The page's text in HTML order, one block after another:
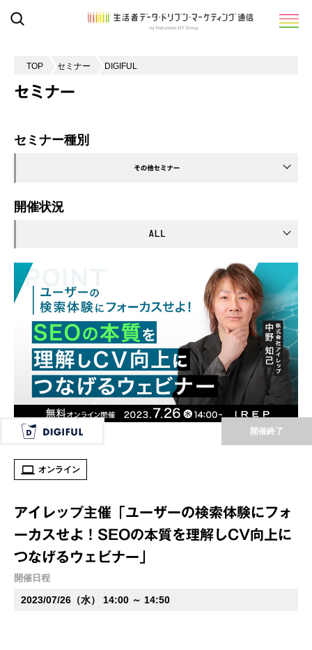
TOP セミナー DIGIFUL
セミナー
セミナー種別
開催状況
開催終了
オンライン
アイレップ主催「ユーザーの検索体験にフォ
ーカスせよ！SEOの本質を理解しCV向上に
つなげるウェビナー」
開催日程
2023/07/26（水） 14:00 ～ 14:50